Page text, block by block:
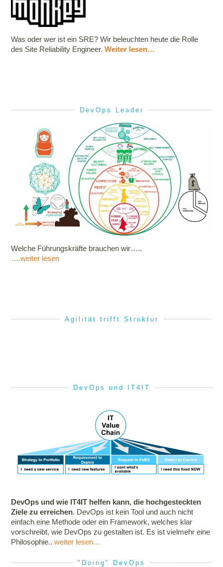
Was oder wer ist ein SRE? Wir beleuchten heute die Rolle
des Site Reliability Engineer.Weiter lesen…
DevOps Leader
Welche Führungskräfte brauchen wir…..
….weiter lesen
Agilität trifft Struktur
DevOps und IT4IT
DevOps und wie IT4IT helfen kann, die hochgesteckten
Ziele zu erreichen. DevOps ist kein Tool und auch nicht
einfach eine Methode oder ein Framework, welches klar
vorschreibt, wie DevOps zu gestalten ist. Es ist vielmehr eine
Philosophie..weiter lesen…
"Doing" DevOps